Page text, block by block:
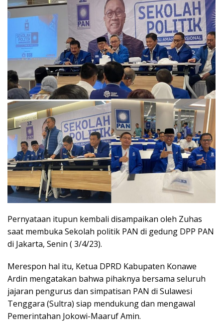
Pernyataan itupun kembali disampaikan oleh Zuhas
saat membuka Sekolah politik PAN di gedung DPP PAN
di Jakarta, Senin ( 3/4/23).
Merespon hal itu, Ketua DPRD Kabupaten Konawe
Ardin mengatakan bahwa pihaknya bersama seluruh
jajaran pengurus dan simpatisan PAN di Sulawesi
Tenggara (Sultra) siap mendukung dan mengawal
Pemerintahan Jokowi-Maaruf Amin.